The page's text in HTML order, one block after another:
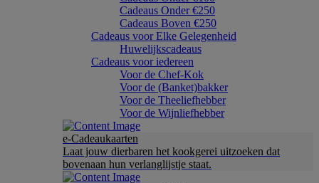
Cadeaus Onder €250
Cadeaus Boven €250
Cadeaus voor Elke Gelegenheid
Huwelijkscadeaus
Cadeaus voor iedereen
Voor de Chef-Kok
Voor de (Banket)bakker
Voor de Theeliefhebber
Voor de Wijnliefhebber
e-Cadeaukaarten
Laat jouw dierbaren het kookgerei uitzoeken dat
bovenaan hun verlanglijstje staat.